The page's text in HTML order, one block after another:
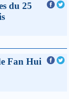
du 25
Fan Hui